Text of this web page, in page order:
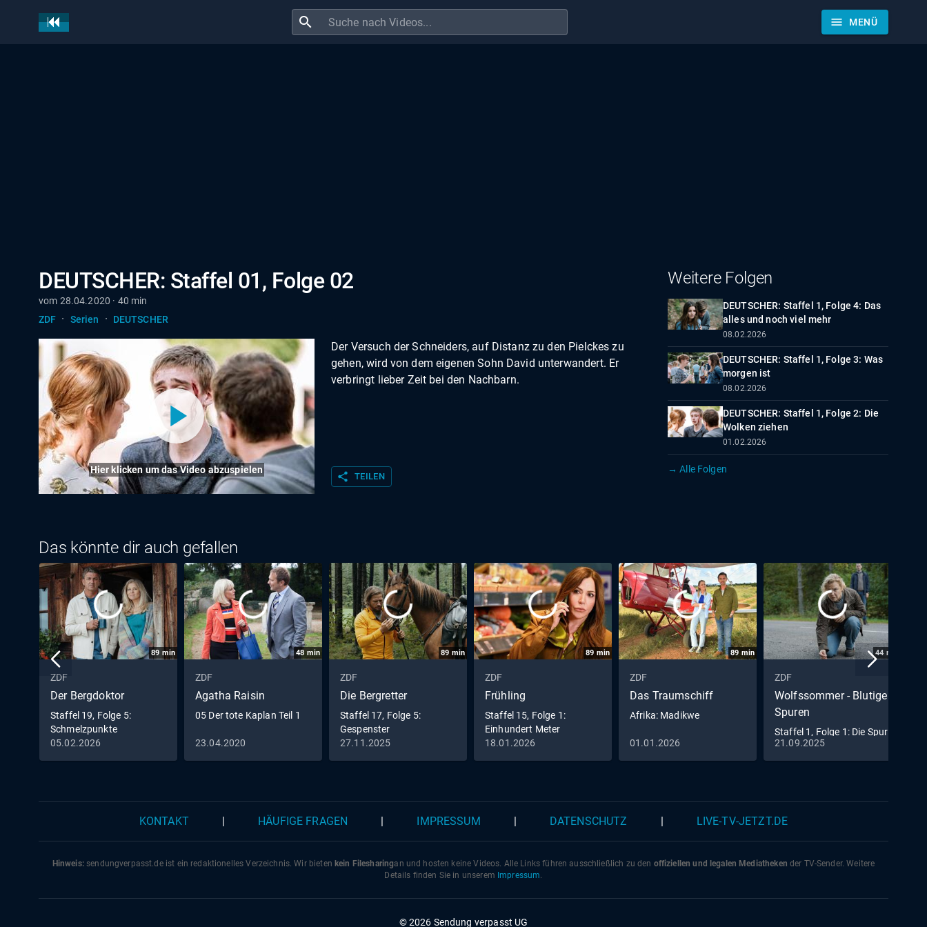
search menu MENÜ
DEUTSCHER: Staffel 01, Folge 02
vom 28.04.2020 · 40 min
ZDF · Serien · DEUTSCHER
Hier klicken um das Video abzuspielen
Der Versuch der Schneiders, auf Distanz zu den Pielckes zu
gehen, wird von dem eigenen Sohn David unterwandert. Er
verbringt lieber Zeit bei den Nachbarn.
share TEILEN
Weitere Folgen
DEUTSCHER: Staffel 1, Folge 4: Das
alles und noch viel mehr
08.02.2026
DEUTSCHER: Staffel 1, Folge 3: Was
morgen ist
08.02.2026
DEUTSCHER: Staffel 1, Folge 2: Die
Wolken ziehen
01.02.2026
→ Alle Folgen
Das könnte dir auch gefallen
89 min
ZDF
Der Bergdoktor
Staffel 19, Folge 5:
Schmelzpunkte
05.02.2026
48 min
ZDF
Agatha Raisin
05 Der tote Kaplan Teil 1
23.04.2020
89 min
ZDF
Die Bergretter
Staffel 17, Folge 5:
Gespenster
27.11.2025
89 min
ZDF
Frühling
Staffel 15, Folge 1:
Einhundert Meter
18.01.2026
89min
ZDF
Das Traumschiff
Afrika: Madikwe
01.01.2026
44 min
ZDF
Wolfssommer - Blutige
Spuren
Staffel 1, Folge 1: Die Spur
der Wölfe
21.09.2025
KONTAKT HÄUFIGE FRAGEN IMPRESSUM DATENSCHUTZ LIVE-TV-JETZT.DE
Hinweis:sendungverpasst.deist ein redaktionelles Verzeichnis. Wir bieten kein Filesharingan und hosten keine Videos. Alle Links führen ausschließlich zu den offiziellen und legalen Mediatheken der TV-Sender. Weitere
Details finden Sie in unserem Impressum.
© 2026 Sendung verpasst UG